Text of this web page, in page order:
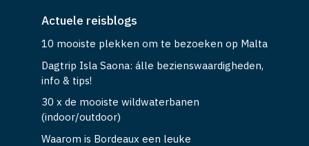
Actuele reisblogs
10 mooiste plekken om te bezoeken op Malta
Dagtrip Isla Saona: álle bezienswaardigheden,
info & tips!
30 x de mooiste wildwaterbanen
(indoor/outdoor)
Waarom is Bordeaux een leuke